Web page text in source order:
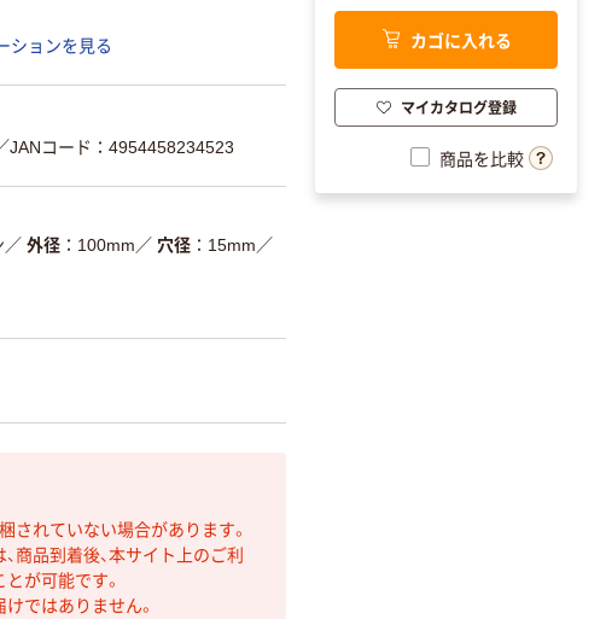
ションを見る
JANコード：4954458234523
／ 外径 100mm ／ 穴径 15mm ／
されていない場合があります。
商品到着後、本サイト上のご利
が可能です。
ではありません。
カゴに入れる
マイカタログ登録
商品を比較